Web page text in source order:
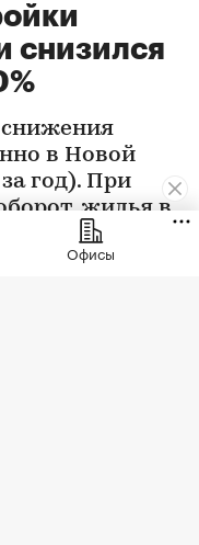
снизился
снижения
в Новой
год). При
жилья в
больше
Офисы